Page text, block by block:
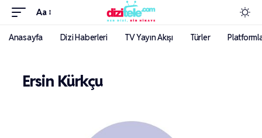
Aa
Anasayfa Dizi Haberleri TV Yayın Akışı Türler
Ersin Kürkçu